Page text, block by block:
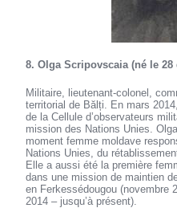
8. Olga Scripovscaia (né le 28
Militaire, lieutenant-colonel,
territorial de Bălți. En mars
de la Cellule d’observateurs
mission des Nations Unies.
moment femme moldave
Nations Unies, du
Elle a aussi été la première
dans une mission de maintien
en Ferkessédougou (novembre
2014 – jusqu’à présent).